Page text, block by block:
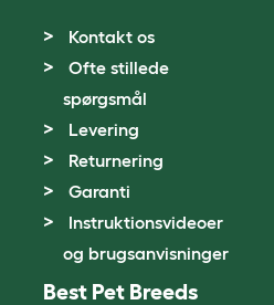
Kontakt os
Ofte stillede
spørgsmål
Levering
Returnering
Garanti
Instruktionsvideoer
og brugsanvisninger
Best Pet Breeds